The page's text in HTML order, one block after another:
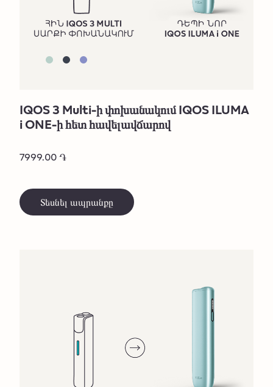
IQOS 3 Multi-ի փոխանակում IQOS ILUMA
i ONE-ի հետ հավելավճարով
7999.00 ֏
Տեսնել ապրանքը